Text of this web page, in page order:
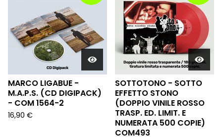
MARCO LIGABUE -
M.A.P.S. (CD DIGIPACK)
- COM 1564-2
16,90 €
SOTTOTONO - SOTTO
EFFETTO STONO
(DOPPIO VINILE ROSSO
TRASP. ED. LIMIT. E
NUMERATA 500 COPIE)
COM493